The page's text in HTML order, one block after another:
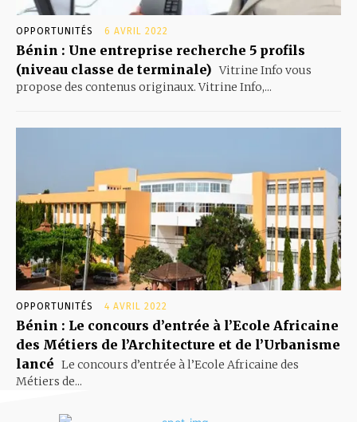
OPPORTUNITÉS 6 AVRIL 2022
Bénin : Une entreprise recherche 5 profils
(niveau classe de terminale) Vitrine Info vous
propose des contenus originaux. Vitrine Info,...
OPPORTUNITÉS 4 AVRIL 2022
Bénin : Le concours d’entrée à l’Ecole Africaine
des Métiers de l’Architecture et de l’Urbanisme
lancé Le concours d’entrée à l’Ecole Africaine des
Métiers de...